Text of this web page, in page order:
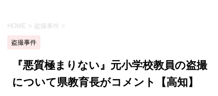
HOME > 盗撮事件 >
盗撮事件
『悪質極まりない』元小学校教員の盗撮
について県教育長がコメント【高知】